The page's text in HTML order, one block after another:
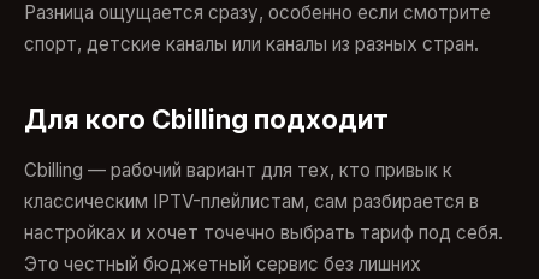
Разница ощущается сразу, особенно если смотрите
спорт, детские каналы или каналы из разных стран.
Для кого Cbilling подходит
Cbilling — рабочий вариант для тех, кто привык к
классическим IPTV-плейлистам, сам разбирается в
настройках и хочет точечно выбрать тариф под себя.
Это честный бюджетный сервис без лишних